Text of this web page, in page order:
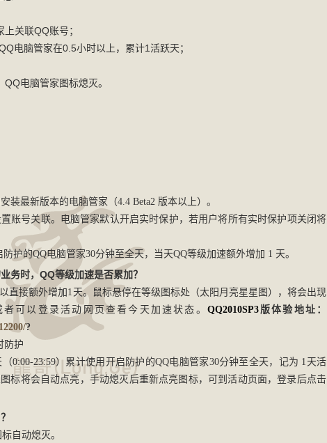
关联QQ账号；
电脑管家在0.5小时以上，累计1活跃天；
电脑管家图标熄灭。
装最新版本的电脑管家（4.4 Beta2 版本以上）。
账号关联。电脑管家默认开启实时保护，若用户将所有实时保护项关闭将
护的QQ电脑管家30分钟至全天，当天QQ等级加速额外增加 1 天。
务时，QQ等级加速是否累加？
直接额外增加1天。 鼠标悬停在等级图标处（太阳月亮星星图），将会出现
可以登录活动网页查看今天加速状态。 QQ2010SP3版体验地址：
?
防护
（0:00-23:59）累计使用开启防护的QQ电脑管家30分钟至全天，记为 1天活
标将会自动点亮，手动熄灭后重新点亮图标，可到活动页面，登录后点击
自动熄灭。